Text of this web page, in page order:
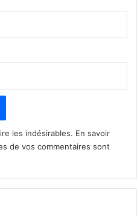
les indésirables. En savoir
de vos commentaires sont